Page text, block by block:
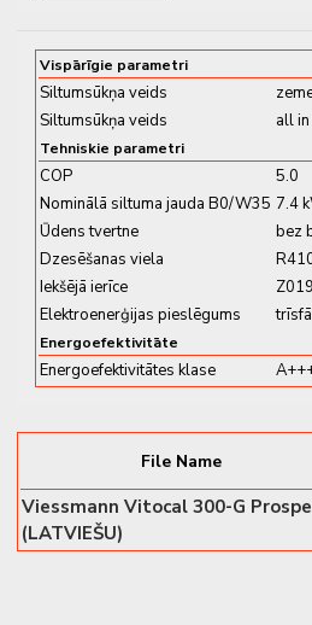
konstrukcija nodrošinaīpaši
to piemērotu arī uzstādīšanai
Galvenās
funkcijas
✔16 kW jauda
– Piemērots
vai objektos ar augstu siltuma
✔Modulējošs kompresors–
precīzu pielāgošanos aktuālajām
✔A+ energoefektivitātes
plūsmas temperatūrā
siltumnesējs
Trīsfāžu pieslēgums
–
un augsta stabilitāte
✔Zema trokšņu emisija
–
optimizētam dizainam
Vispārīgie parametri
Siltumsūkņa veids
Siltumsūkņa veids
all
Tehniskie parametri
COP
5.0
Nominālā siltuma jauda B0/W35 7.4
Ūdens tvertne
bez
Dzesēšanas viela
Iekšējā ierīce
Elektroenerģijas pieslēgums
Energoefektivitāte
Energoefektivitātes klase
File Name
Viessmann Vitocal 300-G
(LATVIEŠU)